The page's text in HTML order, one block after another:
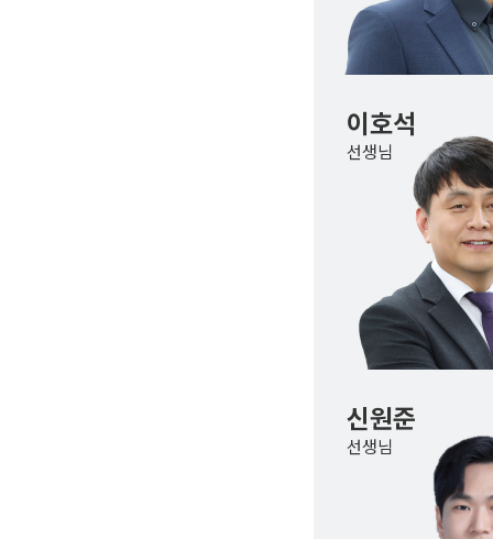
이호석
선생님
신원준
선생님